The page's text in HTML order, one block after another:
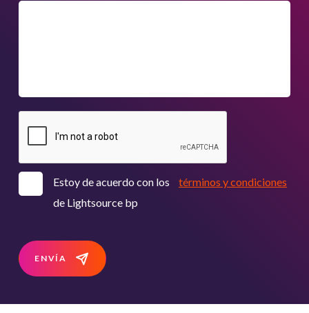
Estoy de acuerdo con los
términos y condiciones
de Lightsource bp
ENVÍA